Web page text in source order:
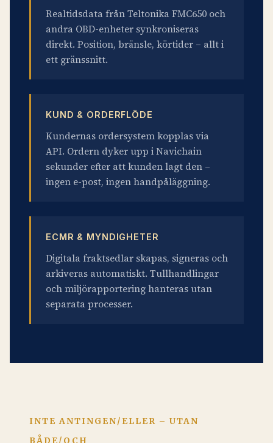
Realtidsdata från Teltonika FMC650 och
andra OBD-enheter synkroniseras
direkt. Position, bränsle, körtider – allt i
ett gränssnitt.
KUND & ORDERFLÖDE
Kundernas ordersystem kopplas via
API. Ordern dyker upp i Navichain
sekunder efter att kunden lagt den –
ingen e-post, ingen handpåläggning.
ECMR & MYNDIGHETER
Digitala fraktsedlar skapas, signeras och
arkiveras automatiskt. Tullhandlingar
och miljörapportering hanteras utan
separata processer.
INTE ANTINGEN/ELLER – UTAN
BÅDE/OCH